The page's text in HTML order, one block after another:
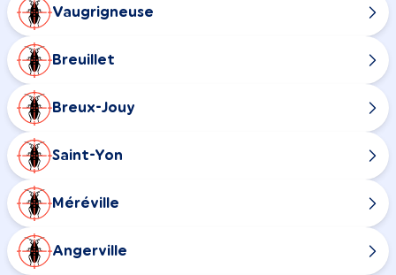
Vaugrigneuse
Breuillet
Breux-Jouy
Saint-Yon
Méréville
Angerville